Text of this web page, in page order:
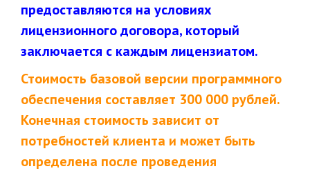
предоставляются на условиях
лицензионного договора, который
заключается с каждым лицензиатом.
Стоимость базовой версии программного
обеспечения составляет 300 000 рублей.
Конечная стоимость зависит от
потребностей клиента и может быть
определена после проведения